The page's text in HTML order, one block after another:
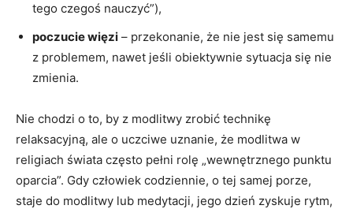
tego czegoś nauczyć”),
poczucie więzi – przekonanie, że nie jest się samemu
z problemem, nawet jeśli obiektywnie sytuacja się nie
zmienia.
Nie chodzi o to, by z modlitwy zrobić technikę
relaksacyjną, ale o uczciwe uznanie, że modlitwa w
religiach świata często pełni rolę „wewnętrznego punktu
oparcia”. Gdy człowiek codziennie, o tej samej porze,
staje do modlitwy lub medytacji, jego dzień zyskuje rytm,